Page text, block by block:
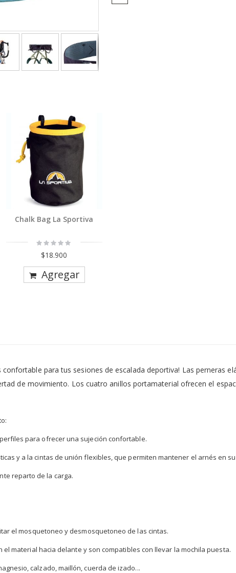
Chalk Bag La Sportiva
Rating:
$18.900
Agregar
para tus sesiones de escalada deportiva! Las perneras
de movimiento. Los cuatro anillos portamaterial ofrecen el
para ofrecer una sujeción confortable.
y a la cintas de unión flexibles, que permiten mantener el arnés en
reparto de la carga.
el mosquetoneo y desmosquetoneo de las cintas.
material hacia delante y son compatibles con llevar la mochila puesta.
calzado, maillón, cuerda de izado...